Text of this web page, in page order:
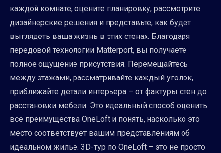
каждой комнате, оцените планировку, рассмотрите
дизайнерские решения и представьте, как будет
выглядеть ваша жизнь в этих стенах. Благодаря
передовой технологии Matterport, вы получаете
полное ощущение присутствия. Перемещайтесь
между этажами, рассматривайте каждый уголок,
приближайте детали интерьера – от фактуры стен до
расстановки мебели. Это идеальный способ оценить
все преимущества OneLoft и понять, насколько это
место соответствует вашим представлениям об
идеальном жилье. 3D-тур по OneLoft – это не просто